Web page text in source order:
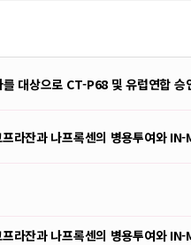
를 대상으로 CT-P68 및 유럽연합
프라잔과 나프록센의 병용투여와
라잔과 나프록센의 병용투여와